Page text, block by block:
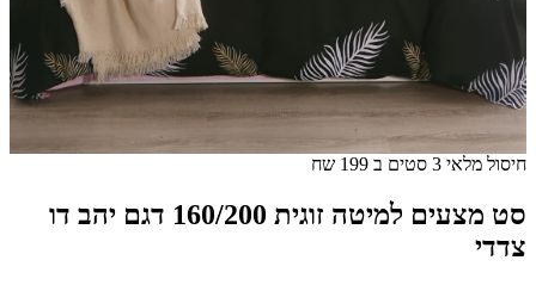
חיסול מלאי 3 סטים ב 199 שח
סט מצעים למיטה זוגית 160/200 דגם יהב דו
צדדי